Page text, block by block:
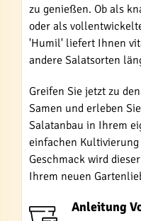
zu genießen. Ob als
oder als
'Humil' liefert Ihnen
andere Salatsorten
Greifen Sie jetzt zu
Samen und erleben
Salatanbau in Ihrem
einfachen
Geschmack wird
Ihrem neuen
Anleitung